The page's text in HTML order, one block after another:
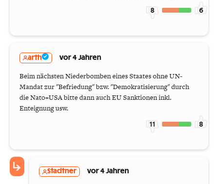
8 6
arth vor 4 Jahren
Beim nächsten Niederbomben eines Staates ohne UN-
Mandat zur "Befriedung" bzw. "Demokratisierung" durch
die Nato=USA bitte dann auch EU Sanktionen inkl.
Enteignung usw.
11 8
Stadtner vor 4 Jahren